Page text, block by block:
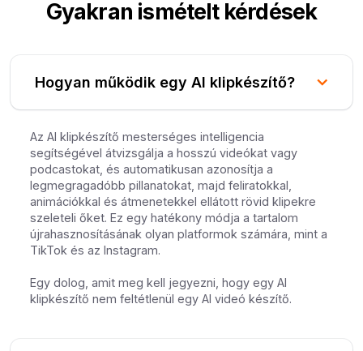
Gyakran ismételt kérdések
Hogyan működik egy AI klipkészítő?
Az AI klipkészítő mesterséges intelligencia
segítségével átvizsgálja a hosszú videókat vagy
podcastokat, és automatikusan azonosítja a
legmegragadóbb pillanatokat, majd feliratokkal,
animációkkal és átmenetekkel ellátott rövid klipekre
szeleteli őket. Ez egy hatékony módja a tartalom
újrahasznosításának olyan platformok számára, mint a
TikTok és az Instagram.
Egy dolog, amit meg kell jegyezni, hogy egy AI
klipkészítő nem feltétlenül egy AI videó készítő.